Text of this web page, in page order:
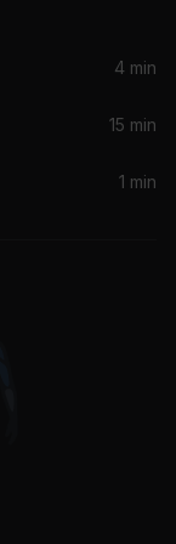
4 min
15 min
1 min